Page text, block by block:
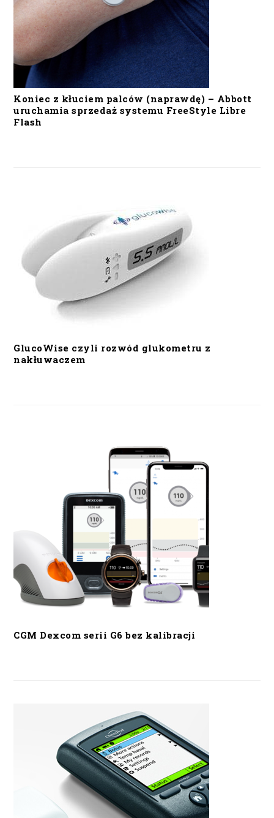
Koniec z kłuciem palców (naprawdę) – Abbott
uruchamia sprzedaż systemu FreeStyle Libre
Flash
GlucoWise czyli rozwód glukometru z
nakłuwaczem
CGM Dexcom serii G6 bez kalibracji